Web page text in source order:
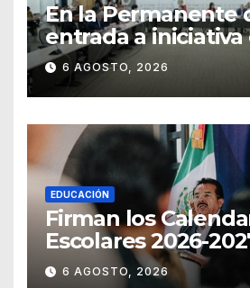
En la Permanente
entrada a iniciativa
materia notarial
6 AGOSTO, 2026
EDUCACIÓN
Firman los
Escolares 2026-
Guanajuato
6 AGOSTO, 2026